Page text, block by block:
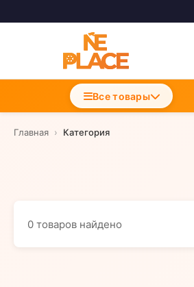
Accesorii Telefoane
Incarcatoare Telefon
Все товары
Главная › Категория
0 товаров найдено